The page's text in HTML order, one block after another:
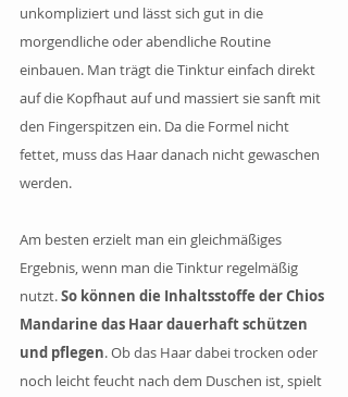
unkompliziert und lässt sich gut in die
morgendliche oder abendliche Routine
einbauen. Man trägt die Tinktur einfach direkt
auf die Kopfhaut auf und massiert sie sanft mit
den Fingerspitzen ein. Da die Formel nicht
fettet, muss das Haar danach nicht gewaschen
werden.
Am besten erzielt man ein gleichmäßiges
Ergebnis, wenn man die Tinktur regelmäßig
nutzt. So können die Inhaltsstoffe der Chios
Mandarine das Haar dauerhaft schützen
und pflegen. Ob das Haar dabei trocken oder
noch leicht feucht nach dem Duschen ist, spielt